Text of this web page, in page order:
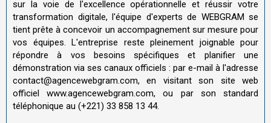
sur la voie de l'excellence opérationnelle et réussir votre
transformation digitale, l'équipe d'experts de WEBGRAM se
tient prête à concevoir un accompagnement sur mesure pour
vos équipes. L'entreprise reste pleinement joignable pour
répondre à vos besoins spécifiques et planifier une
démonstration via ses canaux officiels : par e-mail à l'adresse
contact@agencewebgram.com, en visitant son site web
officiel www.agencewebgram.com, ou par son standard
téléphonique au (+221) 33 858 13 44.